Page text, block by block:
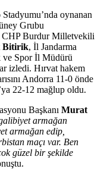
oynanan
Grubu
CHP Burdur Milletvekili
Bitirik, İl Jandarma
ve Spor İl Müdürü
izledi. Hırvat hakem
Andorra 11-0 önde
22-12 mağlup oldu.
Başkanı Murat
armağan
armağan edip,
maçı var. Ben
güzel bir şekilde